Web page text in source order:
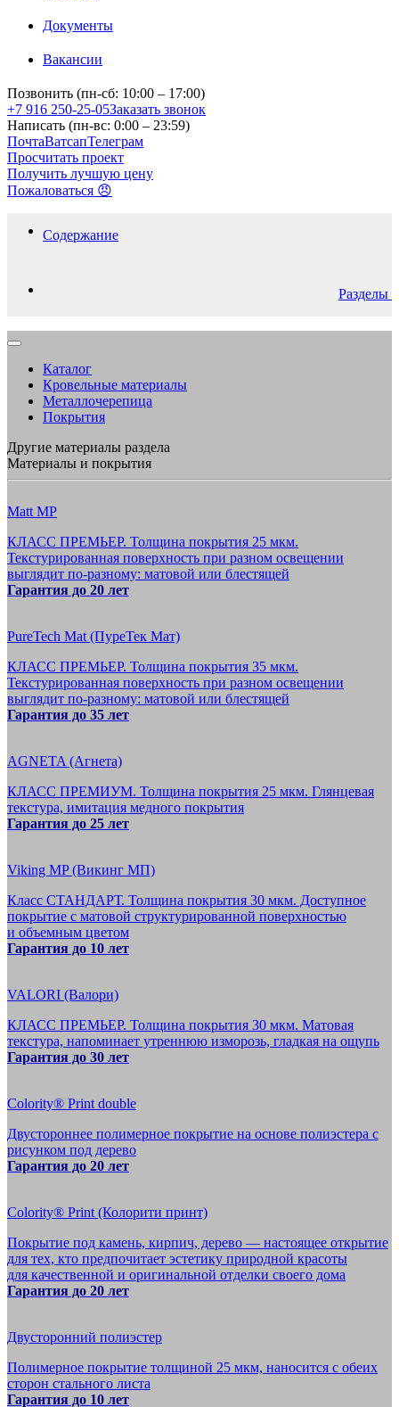
Документы
Вакансии
Позвонить (пн-сб: 10:00 – 17:00)
+7 916 250-25-05Заказать звонок
Написать (пн-вс: 0:00 – 23:59)
ПочтаВатсапТелеграм
Просчитать проект
Получить лучшую цену
Пожаловаться 😠
Содержание
Разделы
Каталог
Кровельные материалы
Металлочерепица
Покрытия
Другие материалы раздела
Материалы и покрытия
Matt MP
КЛАСС ПРЕМЬЕР. Толщина покрытия 25 мкм.
Текстурированная поверхность при разном освещении
выглядит по-разному: матовой или блестящей
Гарантия до 20 лет
PureTech Mat (ПуреТек Мат)
КЛАСС ПРЕМЬЕР. Толщина покрытия 35 мкм.
Текстурированная поверхность при разном освещении
выглядит по-разному: матовой или блестящей
Гарантия до 35 лет
AGNETA (Агнета)
КЛАСС ПРЕМИУМ. Толщина покрытия 25 мкм. Глянцевая
текстура, имитация медного покрытия
Гарантия до 25 лет
Viking MP (Викинг МП)
Класс СТАНДАРТ. Толщина покрытия 30 мкм. Доступное
покрытие с матовой структурированной поверхностью
и объемным цветом
Гарантия до 10 лет
VALORI (Валори)
КЛАСС ПРЕМЬЕР. Толщина покрытия 30 мкм. Матовая
текстура, напоминает утреннюю изморозь, гладкая на ощупь
Гарантия до 30 лет
Colority® Print double
Двустороннее полимерное покрытие на основе полиэстера с
рисунком под дерево
Гарантия до 20 лет
Colority® Print (Колорити принт)
Покрытие под камень, кирпич, дерево — настоящее открытие
для тех, кто предпочитает эстетику природной красоты
для качественной и оригинальной отделки своего дома
Гарантия до 20 лет
Двусторонний полиэстер
Полимерное покрытие толщиной 25 мкм, наносится с обеих
сторон стального листа
Гарантия до 10 лет